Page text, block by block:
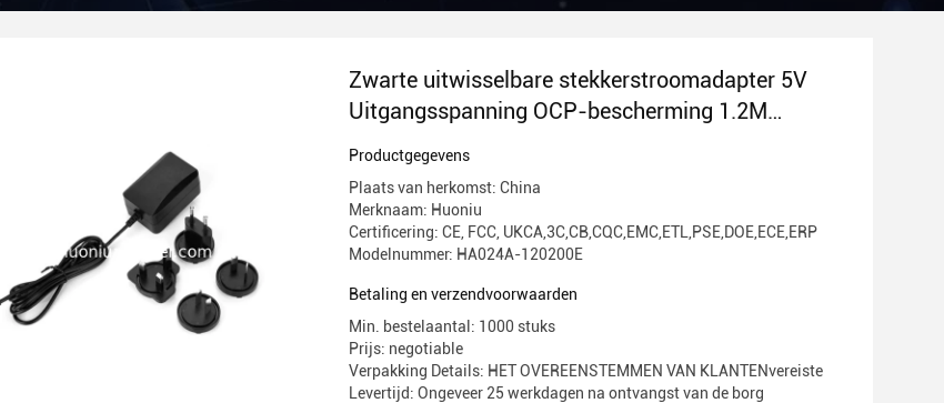
Zwarte uitwisselbare stekkerstroomadapter 5V
Uitgangsspanning OCP-bescherming 1.2M
gelijkstroomdraad
Productgegevens
Plaats van herkomst: China
Merknaam: Huoniu
Certificering: CE, FCC, UKCA,3C,CB,CQC,EMC,ETL,PSE,DOE,ECE,ERP
Modelnummer: HA024A-120200E
Betaling en verzendvoorwaarden
Min. bestelaantal: 1000 stuks
Prijs: negotiable
Verpakking Details: HET OVEREENSTEMMEN VAN KLANTENvereiste
Levertijd: Ongeveer 25 werkdagen na ontvangst van de borg